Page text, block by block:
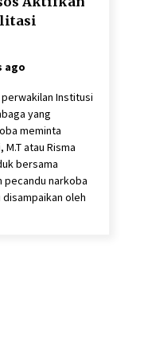
ago
Institusi
yang
meminta
M.T atau Risma
bersama
pecandu narkoba
oleh